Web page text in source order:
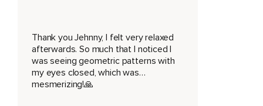
Ta mâchoire se détend,
La langue repose tranquillement dans ta bouche,
Descend vers ton cou et sens la détente glisser dans tes
Thank you Jehnny, I felt very relaxed
afterwards. So much that I noticed I
was seeing geometric patterns with
my eyes closed, which was…
mesmerizing!🙏